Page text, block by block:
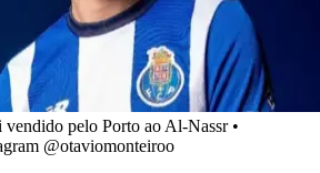
pelo Porto ao Al-Nassr•
@otaviomonteiroo